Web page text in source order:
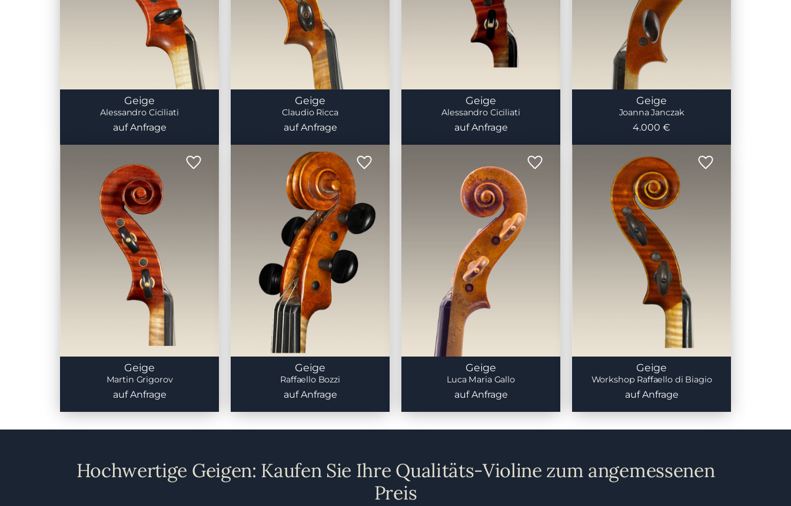
Geige
Alessandro Ciciliati
auf Anfrage
Geige
Claudio Ricca
auf Anfrage
Geige
Alessandro Ciciliati
auf Anfrage
Geige
Joanna Janczak
4.000 €
Geige
Martin Grigorov
auf Anfrage
Geige
Raffaello Bozzi
auf Anfrage
Geige
Luca Maria Gallo
auf Anfrage
Geige
Workshop Raffaello di Biagio
auf Anfrage
Hochwertige Geigen: Kaufen Sie Ihre Qualitäts-Violine zum angemessenen
Preis